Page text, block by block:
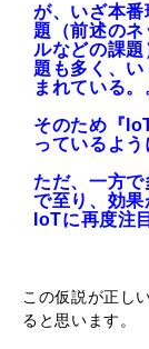
が、いざ本番
題（前述の
ルなどの課
題も多く、 い
まれている。
そのため『
っているよう
ただ、一方
で至り、 効果
IoTに再度注
この仮説が正し
ると思います。